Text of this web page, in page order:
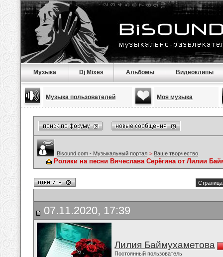
Музыка Dj Mixes Альбомы Видеоклипы
Музыка пользователей Моя музыка
Bisound.com - Музыкальный портал > Ваше творчество
Ролики на песни Вячеслава Серёгина от Лилии
07.11.2020, 17:39
Лилия Баймухаметова
Постоянный пользователь